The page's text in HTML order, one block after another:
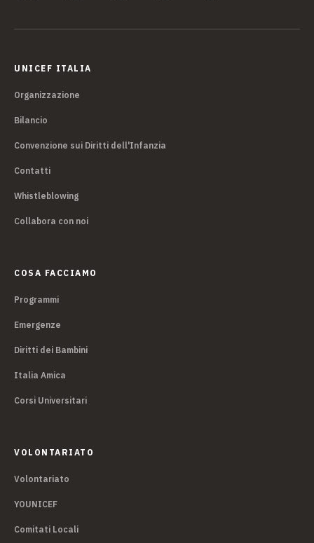
UNICEF ITALIA
Organizzazione
Bilancio
Convenzione sui Diritti dell'Infanzia
Contatti
Whistleblowing
Collabora con noi
COSA FACCIAMO
Programmi
Emergenze
Diritti dei Bambini
Italia Amica
Corsi Universitari
VOLONTARIATO
Volontariato
YOUNICEF
Comitati Locali